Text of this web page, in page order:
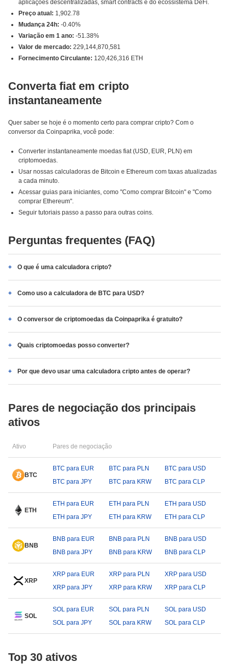
aplicações descentralizadas, smart contracts e do ecossistema DeFi.
Preço atual: 1,902.78
Mudança 24h: -0.40%
Variação em 1 ano: -51.38%
Valor de mercado: 229,144,870,581
Fornecimento Circulante: 120,426,316 ETH
Converta fiat em cripto
instantaneamente
Quer saber se hoje é o momento certo para comprar cripto? Com o
conversor da Coinpaprika, você pode:
Converter instantaneamente moedas fiat (USD, EUR, PLN) em
criptomoedas.
Usar nossas calculadoras de Bitcoin e Ethereum com taxas atualizadas
a cada minuto.
Acessar guias para iniciantes, como "Como comprar Bitcoin" e "Como
comprar Ethereum".
Seguir tutoriais passo a passo para outras coins.
Perguntas frequentes (FAQ)
O que é uma calculadora cripto?
Como uso a calculadora de BTC para USD?
O conversor de criptomoedas da Coinpaprika é gratuito?
Quais criptomoedas posso converter?
Por que devo usar uma calculadora cripto antes de operar?
Pares de negociação dos principais
ativos
Ativo Pares de negociação
BTC
BTC para EUR BTC para PLN
BTC para USD
BTC para JPY
BTC para KRW BTC para CLP
ETH
ETH para EUR ETH para PLN
ETH para USD
ETH para JPY
ETH para KRW ETH para CLP
BNB
BNB para EUR BNB para PLN
BNB para USD
BNB para JPY
BNB para KRW BNB para CLP
XRP
XRP para EUR XRP para PLN
XRP para USD
XRP para JPY
XRP para KRW XRP para CLP
SOL
SOL para EUR SOL para PLN
SOL para USD
SOL para JPY
SOL para KRW SOL para CLP
Top 30 ativos